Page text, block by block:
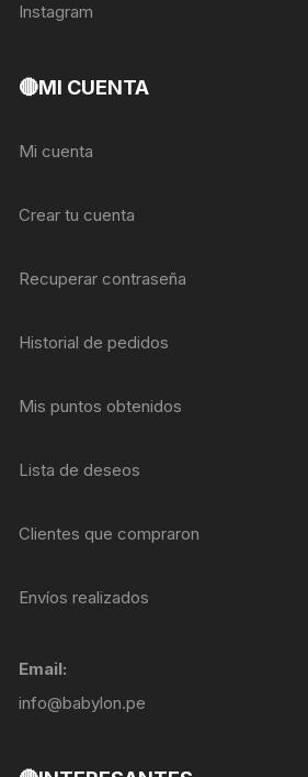
Instagram
🔴MI CUENTA
Mi cuenta
Crear tu cuenta
Recuperar contraseña
Historial de pedidos
Mis puntos obtenidos
Lista de deseos
Clientes que compraron
Envíos realizados
Email:
info@babylon.pe